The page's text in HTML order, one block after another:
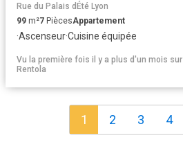
Rue du Palais dÉté Lyon
99 m²7 PiècesAppartement
·Ascenseur·Cuisine équipée
Vu la première fois il y a plus d'un mois sur
Rentola
1 2 3 4